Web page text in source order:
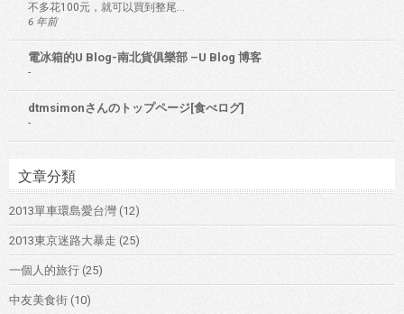
不多花100元，就可以買到整尾...
6 年前
電冰箱的U Blog-南北貨俱樂部 –U Blog 博客
-
dtmsimonさんのトップページ[食べログ]
-
文章分類
2013單車環島愛台灣 (12)
2013東京迷路大暴走 (25)
一個人的旅行 (25)
中友美食街 (10)